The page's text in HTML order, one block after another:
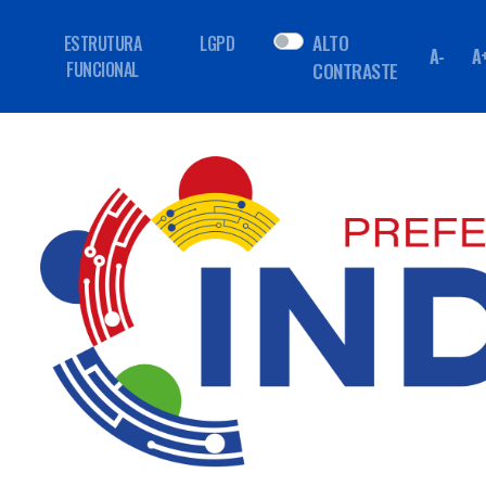
ESTRUTURA
FUNCIONAL
LGPD
ALTO
CONTRASTE
A-